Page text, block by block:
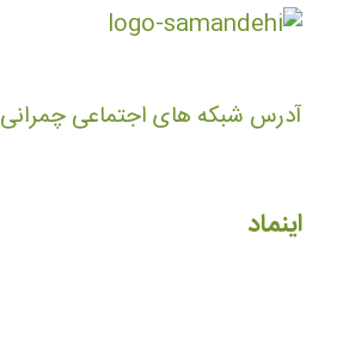
آدرس شبکه های اجتماعی چمرانی
اینماد